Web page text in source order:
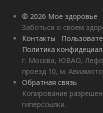
© 2026 Мое здоровье
Заботься о своем
Контакты
Политика
г. Москва, ЮВАО,
проезд 10, м.
Обратная связь
Копирование
гиперссылки.